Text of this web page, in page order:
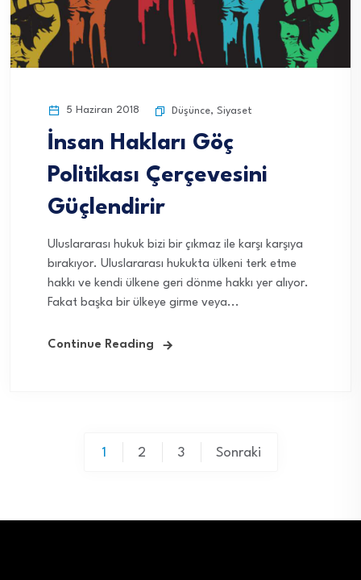
5 Haziran 2018 Düşünce, Siyaset
İnsan Hakları Göç
Politikası Çerçevesini
Güçlendirir
Uluslararası hukuk bizi bir çıkmaz ile karşı karşıya
bırakıyor. Uluslararası hukukta ülkeni terk etme
hakkı ve kendi ülkene geri dönme hakkı yer alıyor.
Fakat başka bir ülkeye girme veya...
Continue Reading
1 2 3 Sonraki